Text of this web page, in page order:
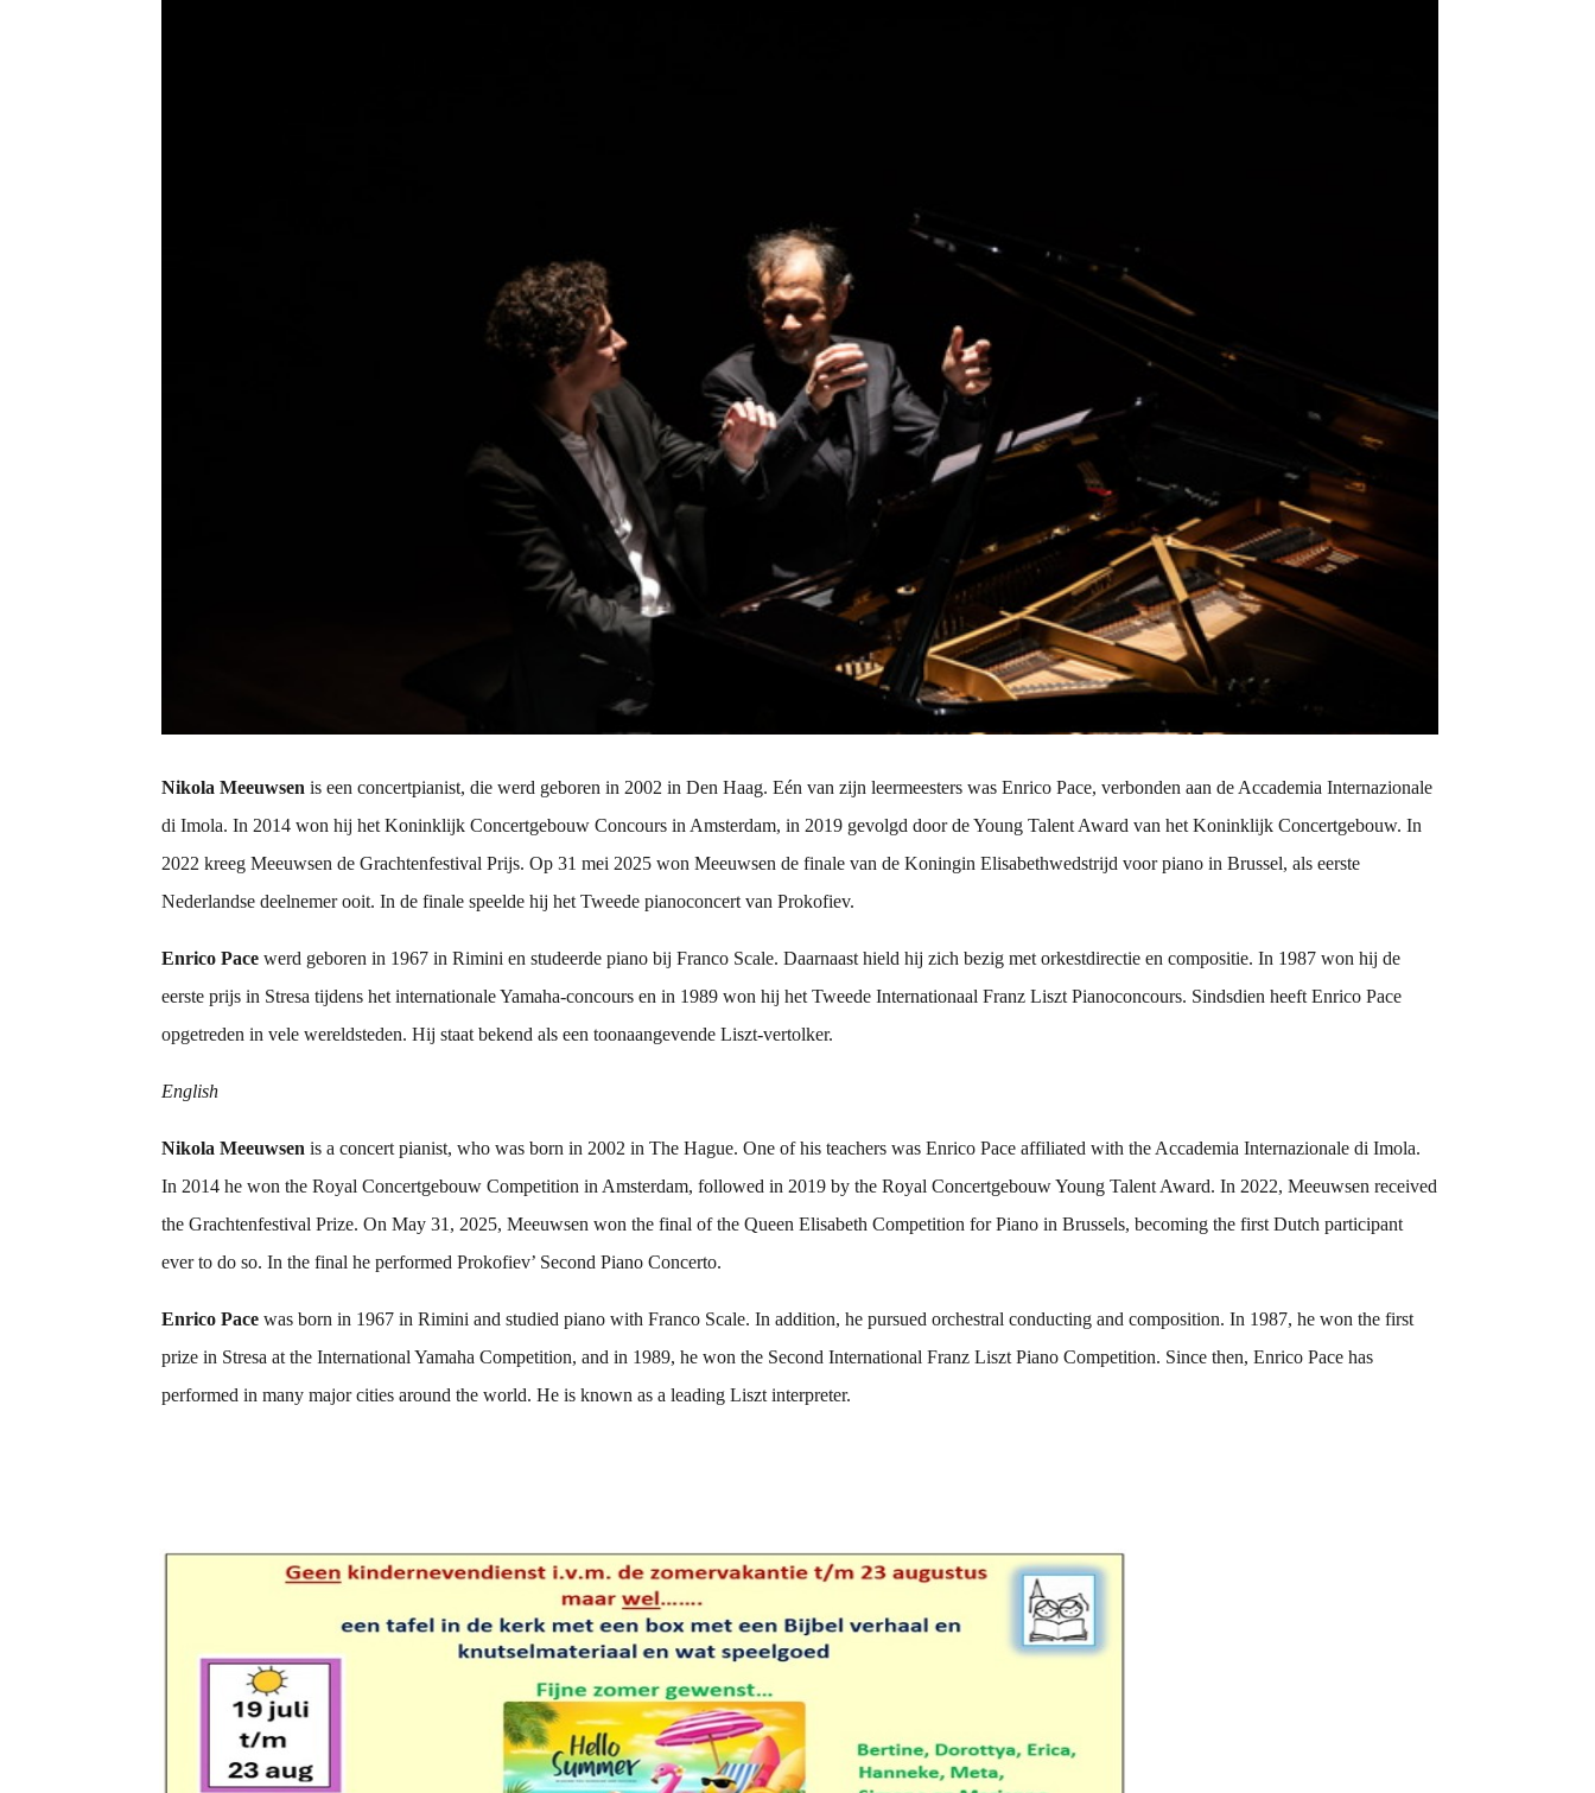
Nikola Meeuwsen is een concertpianist, die werd geboren in 2002 in Den Haag. Eén van zijn leermeesters was Enrico Pace, verbonden aan de Accademia Internazionale
di Imola. In 2014 won hij het Koninklijk Concertgebouw Concours in Amsterdam, in 2019 gevolgd door de Young Talent Award van het Koninklijk Concertgebouw. In
2022 kreeg Meeuwsen de Grachtenfestival Prijs. Op 31 mei 2025 won Meeuwsen de finale van de Koningin Elisabethwedstrijd voor piano in Brussel, als eerste
Nederlandse deelnemer ooit. In de finale speelde hij het Tweede pianoconcert van Prokofiev.
Enrico Pace werd geboren in 1967 in Rimini en studeerde piano bij Franco Scale. Daarnaast hield hij zich bezig met orkestdirectie en compositie. In 1987 won hij de
eerste prijs in Stresa tijdens het internationale Yamaha-concours en in 1989 won hij het Tweede Internationaal Franz Liszt Pianoconcours. Sindsdien heeft Enrico Pace
opgetreden in vele wereldsteden. Hij staat bekend als een toonaangevende Liszt-vertolker.
English
Nikola Meeuwsen is a concert pianist, who was born in 2002 in The Hague. One of his teachers was Enrico Pace affiliated with the Accademia Internazionale di Imola.
In 2014 he won the Royal Concertgebouw Competition in Amsterdam, followed in 2019 by the Royal Concertgebouw Young Talent Award. In 2022, Meeuwsen received
the Grachtenfestival Prize. On May 31, 2025, Meeuwsen won the final of the Queen Elisabeth Competition for Piano in Brussels, becoming the first Dutch participant
ever to do so. In the final he performed Prokofiev’ Second Piano Concerto.
Enrico Pace was born in 1967 in Rimini and studied piano with Franco Scale. In addition, he pursued orchestral conducting and composition. In 1987, he won the first
prize in Stresa at the International Yamaha Competition, and in 1989, he won the Second International Franz Liszt Piano Competition. Since then, Enrico Pace has
performed in many major cities around the world. He is known as a leading Liszt interpreter.